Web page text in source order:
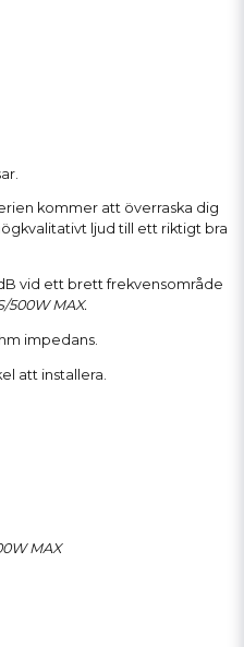
kommer att överraska dig
ljud till ett riktigt bra
vid ett brett frekvensområde
500W MAX.
impedans.
att installera.
MAX